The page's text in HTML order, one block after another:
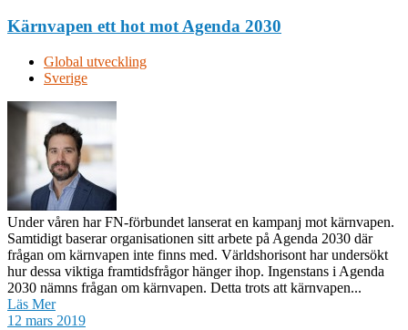
Kärnvapen ett hot mot Agenda 2030
Global utveckling
Sverige
Under våren har FN-förbundet lanserat en kampanj mot kärnvapen.
Samtidigt baserar organisationen sitt arbete på Agenda 2030 där
frågan om kärnvapen inte finns med. Världshorisont har undersökt
hur dessa viktiga framtidsfrågor hänger ihop. Ingenstans i Agenda
2030 nämns frågan om kärnvapen. Detta trots att kärnvapen...
Läs Mer
12 mars 2019